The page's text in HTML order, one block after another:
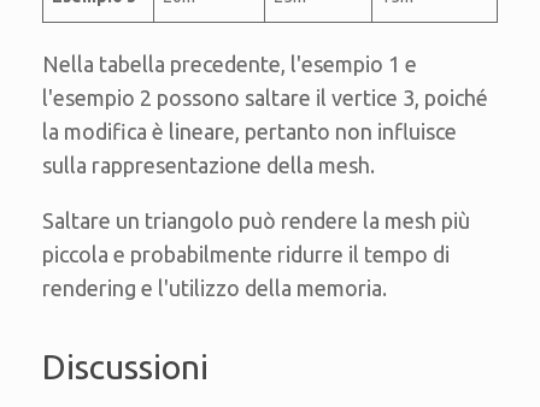
Nella tabella precedente, l'esempio 1 e
l'esempio 2 possono saltare il vertice 3, poiché
la modifica è lineare, pertanto non influisce
sulla rappresentazione della mesh.
Saltare un triangolo può rendere la mesh più
piccola e probabilmente ridurre il tempo di
rendering e l'utilizzo della memoria.
Discussioni